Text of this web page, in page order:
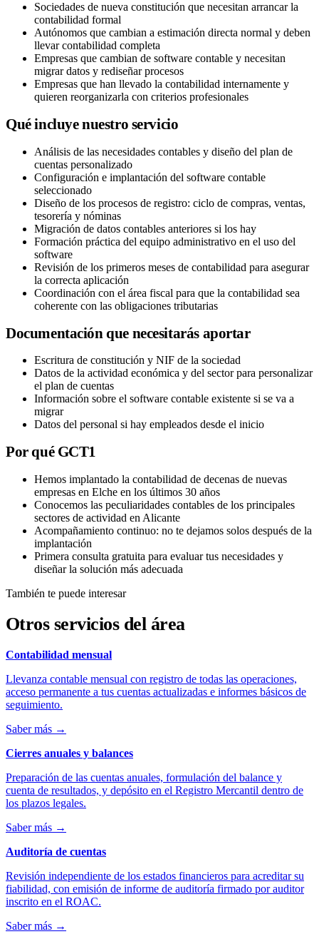
Sociedades de nueva constitución que necesitan arrancar la
contabilidad formal
Autónomos que cambian a estimación directa normal y deben
llevar contabilidad completa
Empresas que cambian de software contable y necesitan
migrar datos y rediseñar procesos
Empresas que han llevado la contabilidad internamente y
quieren reorganizarla con criterios profesionales
Qué incluye nuestro servicio
Análisis de las necesidades contables y diseño del plan de
cuentas personalizado
Configuración e implantación del software contable
seleccionado
Diseño de los procesos de registro: ciclo de compras, ventas,
tesorería y nóminas
Migración de datos contables anteriores si los hay
Formación práctica del equipo administrativo en el uso del
software
Revisión de los primeros meses de contabilidad para asegurar
la correcta aplicación
Coordinación con el área fiscal para que la contabilidad sea
coherente con las obligaciones tributarias
Documentación que necesitarás aportar
Escritura de constitución y NIF de la sociedad
Datos de la actividad económica y del sector para personalizar
el plan de cuentas
Información sobre el software contable existente si se va a
migrar
Datos del personal si hay empleados desde el inicio
Por qué GCT1
Hemos implantado la contabilidad de decenas de nuevas
empresas en Elche en los últimos 30 años
Conocemos las peculiaridades contables de los principales
sectores de actividad en Alicante
Acompañamiento continuo: no te dejamos solos después de la
implantación
Primera consulta gratuita para evaluar tus necesidades y
diseñar la solución más adecuada
También te puede interesar
Otros servicios del área
Contabilidad mensual
Llevanza contable mensual con registro de todas las operaciones,
acceso permanente a tus cuentas actualizadas e informes básicos de
seguimiento.
Saber más →
Cierres anuales y balances
Preparación de las cuentas anuales, formulación del balance y
cuenta de resultados, y depósito en el Registro Mercantil dentro de
los plazos legales.
Saber más →
Auditoría de cuentas
Revisión independiente de los estados financieros para acreditar su
fiabilidad, con emisión de informe de auditoría firmado por auditor
inscrito en el ROAC.
Saber más →